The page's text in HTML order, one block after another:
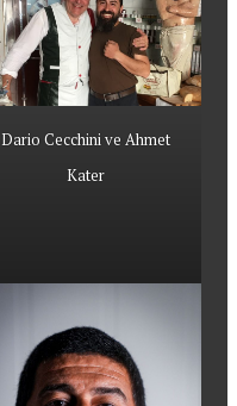
Dario Cecchini ve Ahmet
Kater